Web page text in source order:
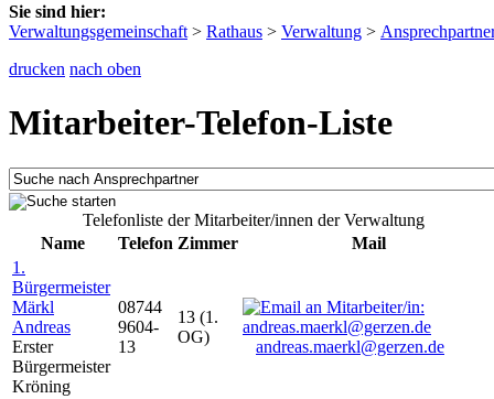
Sie sind hier:
Verwaltungsgemeinschaft > Rathaus > Verwaltung >
drucken nach oben
Mitarbeiter-Telefon-Liste
Telefonliste der Mitarbeiter/innen der Verwaltung
Name
Telefon Zimmer
Mail
1.
Bürgermeister
Märkl
Andreas
Erster
Bürgermeister
Kröning
08744
9604-
13
13 (1.
OG)
andreas.maerkl@gerzen.de